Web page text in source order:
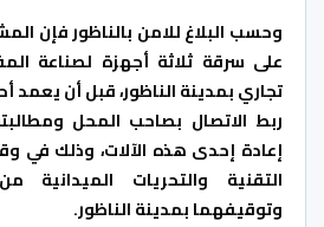
وحسب البلاغ للامن بالناظور فإن
على سرقة ثلاثة أجهزة لصناعة
تجاري بمدينة الناظور، قبل أن يعمد
ربط الاتصال بصاحب المحل
إعادة إحدى هذه الآلات، وذلك في
التقنية والتحريات الميدانية
وتوقيفهما بمدينة الناظور.